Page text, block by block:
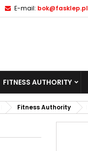
E-mail: bok@fasklep.pl
FITNESS AUTHORITY
Fitness Authority